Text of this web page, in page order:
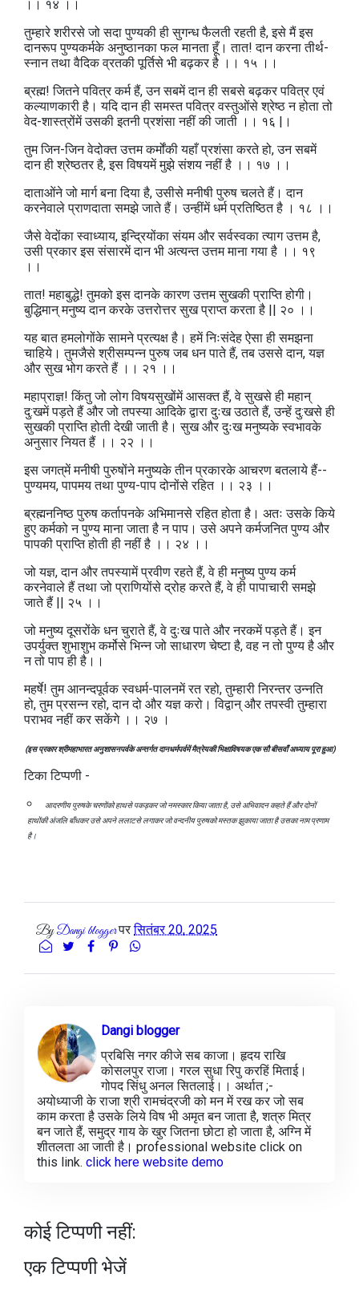
।। १४ ।।
तुम्हारे शरीरसे जो सदा पुण्यकी ही सुगन्ध फैलती रहती है, इसे मैं इस
दानरूप पुण्यकर्मके अनुष्ठानका फल मानता हूँ। तात! दान करना तीर्थ-
स्नान तथा वैदिक व्रतकी पूर्तिसे भी बढ़कर है ।। १५ ।।
ब्रह्म! जितने पवित्र कर्म हैं, उन सबमें दान ही सबसे बढ़कर पवित्र एवं
कल्याणकारी है। यदि दान ही समस्त पवित्र वस्तुओंसे श्रेष्ठ न होता तो
वेद-शास्त्रोंमें उसकी इतनी प्रशंसा नहीं की जाती ।। १६ |।
तुम जिन-जिन वेदोक्त उत्तम कर्मोंकी यहाँ प्रशंसा करते हो, उन सबमें
दान ही श्रेष्ठतर है, इस विषयमें मुझे संशय नहीं है ।। १७ ।।
दाताओंने जो मार्ग बना दिया है, उसीसे मनीषी पुरुष चलते हैं। दान
करनेवाले प्राणदाता समझे जाते हैं। उन्हींमें धर्म प्रतिष्ठित है । १८ ।।
जैसे वेदोंका स्वाध्याय, इन्द्रियोंका संयम और सर्वस्वका त्याग उत्तम है,
उसी प्रकार इस संसारमें दान भी अत्यन्त उत्तम माना गया है ।। १९
।।
तात! महाबुद्धे! तुमको इस दानके कारण उत्तम सुखकी प्राप्ति होगी।
बुद्धिमान्‌ मनुष्य दान करके उत्तरोत्तर सुख प्राप्त करता है || २० ।।
यह बात हमलोगोंके सामने प्रत्यक्ष है। हमें निःसंदेह ऐसा ही समझना
चाहिये। तुमजैसे श्रीसम्पन्न पुरुष जब धन पाते हैं, तब उससे दान, यज्ञ
और सुख भोग करते हैं ।। २१ ।।
महाप्राज्ञ! किंतु जो लोग विषयसुखोंमें आसक्त हैं, वे सुखसे ही महान्‌
दु:खमें पड़ते हैं और जो तपस्या आदिके द्वारा दुःख उठाते हैं, उन्हें दु:खसे ही
सुखकी प्राप्ति होती देखी जाती है। सुख और दुःख मनुष्यके स्वभावके
अनुसार नियत हैं ।। २२ ।।
इस जगत्‌में मनीषी पुरुषोंने मनुष्यके तीन प्रकारके आचरण बतलाये हैं--
पुण्यमय, पापमय तथा पुण्य-पाप दोनोंसे रहित ।। २३ ।।
ब्रह्मननिष्ठ पुरुष कर्तापनके अभिमानसे रहित होता है। अतः उसके किये
हुए कर्मको न पुण्य माना जाता है न पाप। उसे अपने कर्मजनित पुण्य और
पापकी प्राप्ति होती ही नहीं है ।। २४ ।।
जो यज्ञ, दान और तपस्यामें प्रवीण रहते हैं, वे ही मनुष्य पुण्य कर्म
करनेवाले हैं तथा जो प्राणियोंसे द्रोह करते हैं, वे ही पापाचारी समझे
जाते हैं || २५ ।।
जो मनुष्य दूसरोंके धन चुराते हैं, वे दुःख पाते और नरकमें पड़ते हैं। इन
उपर्युक्त शुभाशुभ कर्मोसे भिन्न जो साधारण चेष्टा है, वह न तो पुण्य है और
न तो पाप ही है।।
महर्षे! तुम आनन्दपूर्वक स्वधर्म-पालनमें रत रहो, तुम्हारी निरन्तर उन्नति
हो, तुम प्रसन्न रहो, दान दो और यज्ञ करो। विद्वान्‌ और तपस्वी तुम्हारा
पराभव नहीं कर सकेंगे ।। २७ ।
(इस प्रकार श्रीमहाभारत अनुशासनपर्वके अन्तर्गत दानधर्मपर्वमें मैत्रेयकी भिक्षाविषयक एक सौ बीसवाँ अध्याय पूरा हुआ)
टिका टिप्पणी -
आदरणीय पुरुषके चरणोंको हाथसे पकड़कर जो नमस्कार किया जाता है, उसे अभिवादन कहते हैं और दोनों
हाथोंकी अंजलि बाँधकर उसे अपने ललाटसे लगाकर जो वन्दनीय पुरुषको मस्तक झुकाया जाता है उसका नाम प्रणाम
है।
ByDangi bloggerपरसितंबर 20, 2025
Dangi blogger
प्रबिसि नगर कीजे सब काजा। हृदय राखि
कोसलपुर राजा। गरल सुधा रिपु करहिं मिताई।
गोपद सिंधु अनल सितलाई।। अर्थात ;-
अयोध्याजी के राजा श्री रामचंद्रजी को मन में रख कर जो सब
काम करता है उसके लिये विष भी अमृत बन जाता है, शत्रु मित्र
बन जाते हैं, समुद्र गाय के खुर जितना छोटा हो जाता है, अग्नि में
शीतलता आ जाती है। professional website click on
this link. click here website demo
कोई टिप्पणी नहीं:
एक टिप्पणी भेजें